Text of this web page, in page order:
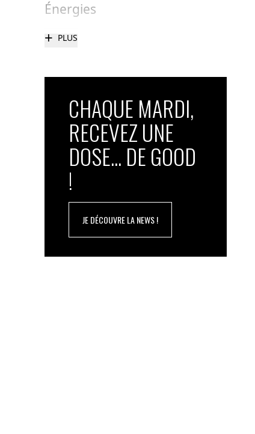
Énergies
+ PLUS
CHAQUE MARDI,
RECEVEZ UNE
DOSE... DE GOOD
!
JE DÉCOUVRE LA NEWS !